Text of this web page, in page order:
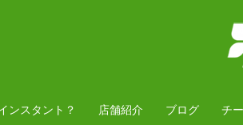
ンスタント？ 店舗紹介 ブログ チ